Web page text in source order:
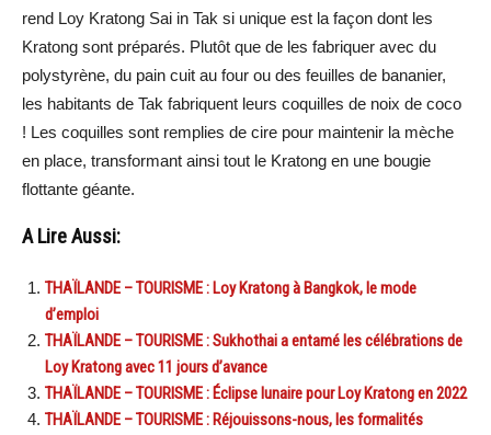
rend Loy Kratong Sai in Tak si unique est la façon dont les
Kratong sont préparés. Plutôt que de les fabriquer avec du
polystyrène, du pain cuit au four ou des feuilles de bananier,
les habitants de Tak fabriquent leurs coquilles de noix de coco
! Les coquilles sont remplies de cire pour maintenir la mèche
en place, transformant ainsi tout le Kratong en une bougie
flottante géante.
A Lire Aussi:
THAÏLANDE – TOURISME : Loy Kratong à Bangkok, le mode
d’emploi
THAÏLANDE – TOURISME : Sukhothai a entamé les célébrations de
Loy Kratong avec 11 jours d’avance
THAÏLANDE – TOURISME : Éclipse lunaire pour Loy Kratong en 2022
THAÏLANDE – TOURISME : Réjouissons-nous, les formalités